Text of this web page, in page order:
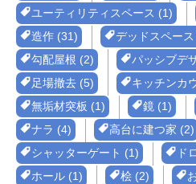
ユーティリティスペース (1)
造作 (31)
デッドスペー
勾配屋根 (2)
パッシブデ
足場撤去 (5)
キッチンカ
無垢材突板 (1)
鏡 (1)
ナラ (4)
高台に建つ家 (2)
シャッターゲート (1)
ド
ホール (1)
桧 (2)